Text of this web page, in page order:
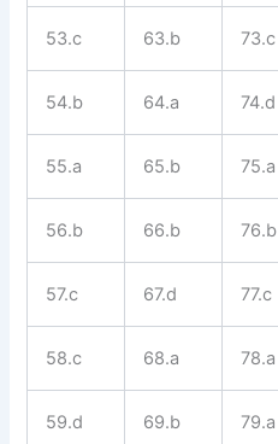
53.c 63.b 73.c
54.b 64.a 74.d
55.a 65.b 75.a
56.b 66.b 76.b
57.c 67.d 77.c
58.c 68.a 78.a
59.d 69.b 79.a